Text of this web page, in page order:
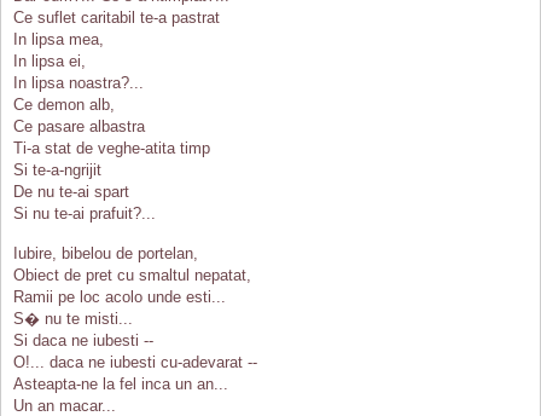
Ce suflet caritabil te-a pastrat
In lipsa mea,
In lipsa ei,
In lipsa noastra?...
Ce demon alb,
Ce pasare albastra
Ti-a stat de veghe-atita timp
Si te-a-ngrijit
De nu te-ai spart
Si nu te-ai prafuit?...
Iubire, bibelou de portelan,
Obiect de pret cu smaltul nepatat,
Ramii pe loc acolo unde esti...
S� nu te misti...
Si daca ne iubesti --
O!... daca ne iubesti cu-adevarat --
Asteapta-ne la fel inca un an...
Un an macar...